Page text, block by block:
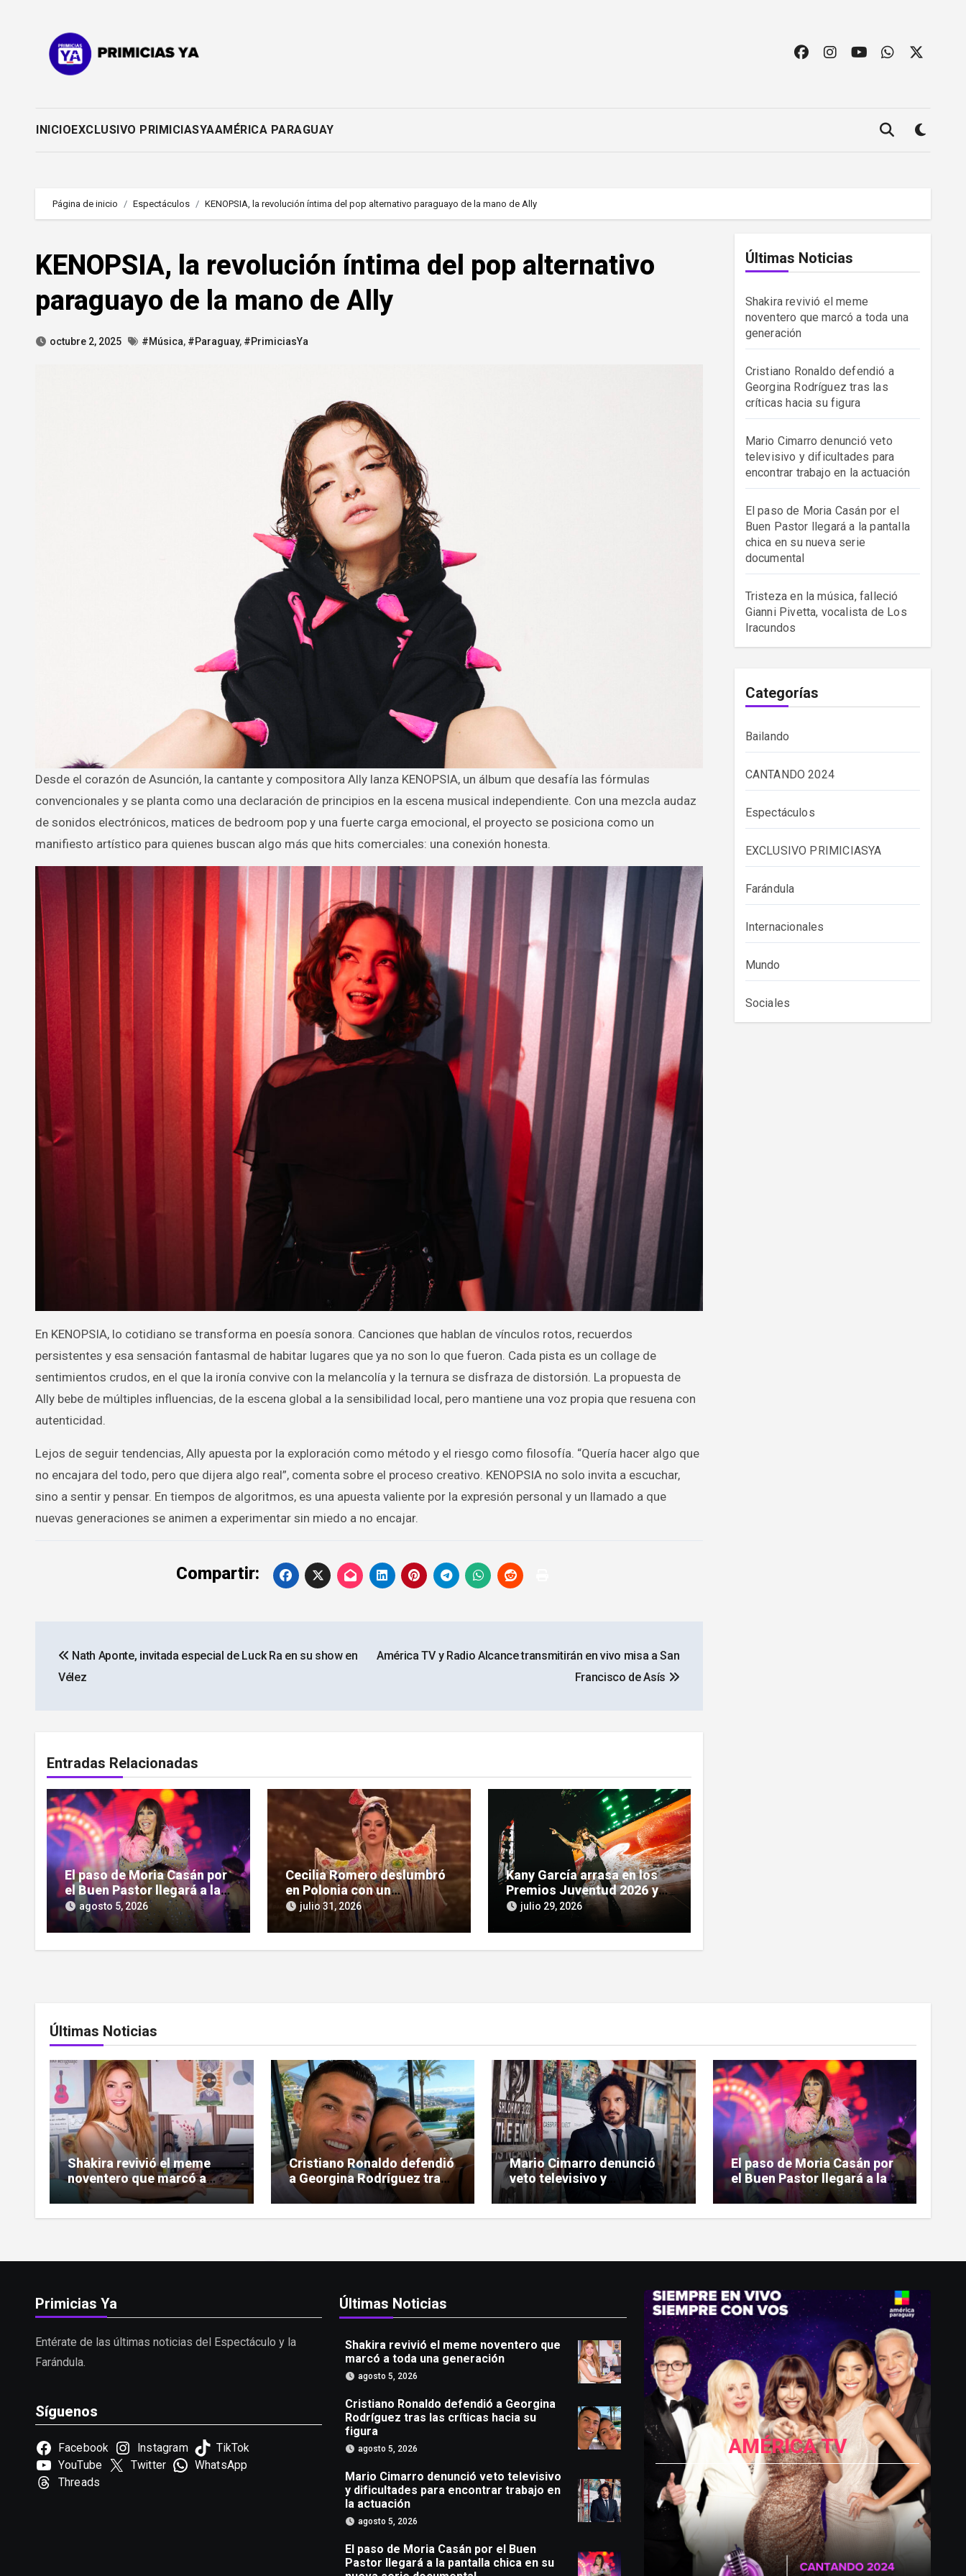
INICIOEXCLUSIVO PRIMICIASYAAMÉRICA PARAGUAY
Página de inicio Espectáculos KENOPSIA, la revolución íntima del pop alternativo paraguayo de la mano de Ally
KENOPSIA, la revolución íntima del pop alternativo
paraguayo de la mano de Ally
octubre 2, 2025 #Música, #Paraguay, #PrimiciasYa
Desde el corazón de Asunción, la cantante y compositora Ally lanza KENOPSIA, un álbum que desafía las fórmulas
convencionales y se planta como una declaración de principios en la escena musical independiente. Con una mezcla audaz
de sonidos electrónicos, matices de bedroom pop y una fuerte carga emocional, el proyecto se posiciona como un
manifiesto artístico para quienes buscan algo más que hits comerciales: una conexión honesta.
En KENOPSIA, lo cotidiano se transforma en poesía sonora. Canciones que hablan de vínculos rotos, recuerdos
persistentes y esa sensación fantasmal de habitar lugares que ya no son lo que fueron. Cada pista es un collage de
sentimientos crudos, en el que la ironía convive con la melancolía y la ternura se disfraza de distorsión. La propuesta de
Ally bebe de múltiples influencias, de la escena global a la sensibilidad local, pero mantiene una voz propia que resuena con
autenticidad.
Lejos de seguir tendencias, Ally apuesta por la exploración como método y el riesgo como filosofía. “Quería hacer algo que
no encajara del todo, pero que dijera algo real”, comenta sobre el proceso creativo. KENOPSIA no solo invita a escuchar,
sino a sentir y pensar. En tiempos de algoritmos, es una apuesta valiente por la expresión personal y un llamado a que
nuevas generaciones se animen a experimentar sin miedo a no encajar.
Compartir:
de
Nath Aponte, invitada especial de Luck Ra en su show en
Vélez
América TV y Radio Alcance transmitirán en vivo misa a San
Francisco de Asís
Entradas Relacionadas
El paso de Moria Casán por
el Buen Pastor llegará a la
pantalla chica en su nueva
serie documental
agosto 5, 2026
Cecilia Romero deslumbró
en Polonia con un
imponente homenaje a la
cultura guaraní
julio 31, 2026
Kany García arrasa en los
Premios Juventud 2026 y
se prepara para cantar en
julio 29, 2026
Últimas Noticias
Shakira revivió el meme
noventero que marcó a toda una
generación
Cristiano Ronaldo defendió a
Georgina Rodríguez tras las
críticas hacia su figura
Mario Cimarro denunció veto
televisivo y dificultades para
encontrar trabajo en la actuación
El paso de Moria Casán por el
Buen Pastor llegará a la pantalla
chica en su nueva serie
documental
Tristeza en la música, falleció
Gianni Pivetta, vocalista de Los
Iracundos
Categorías
Bailando
CANTANDO 2024
Espectáculos
EXCLUSIVO PRIMICIASYA
Farándula
Internacionales
Mundo
Sociales
Últimas Noticias
Shakira revivió el meme
noventero que marcó a
toda una generación
Cristiano Ronaldo defendió
a Georgina Rodríguez tras
las críticas hacia su figura
Mario Cimarro denunció
veto televisivo y
dificultades para encontrar
trabajo en la actuación
El paso de Moria Casán por
el Buen Pastor llegará a la
pantalla chica en su nueva
serie documental
Primicias Ya
Entérate de las últimas noticias del Espectáculo y la
Farándula.
Síguenos
Facebook Instagram
TikTok
YouTube
Twitter
WhatsApp
Threads
Últimas Noticias
Shakira revivió el meme noventero que
marcó a toda una generación
agosto 5, 2026
Cristiano Ronaldo defendió a Georgina
Rodríguez tras las críticas hacia su
figura
agosto 5, 2026
Mario Cimarro denunció veto televisivo
y dificultades para encontrar trabajo en
la actuación
agosto 5, 2026
El paso de Moria Casán por el Buen
Pastor llegará a la pantalla chica en su
AMÉRICA TV